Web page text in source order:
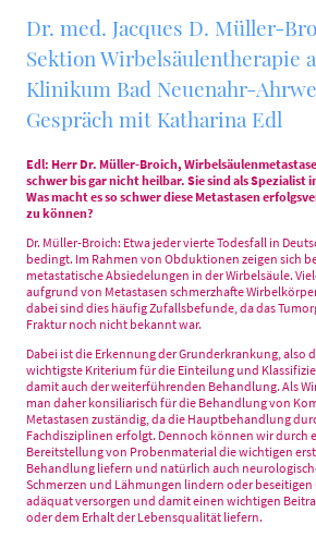
Dr. med. Jacques D. Müller-
Sektion Wirbelsäulentherapie
Klinikum Bad Neuenahr-
Gespräch mit Katharina Edl
Edl: Herr Dr. Müller-Broich,
schwer bis gar nicht heilbar. Sie sind als Spezialist
Was macht es so schwer diese Metastasen
zu können?
Dr. Müller-Broich: Etwa jeder vierte Todesfall in
bedingt. Im Rahmen von Obduktionen zeigen sich
metastatische Absiedelungen in der Wirbelsäule.
aufgrund von Metastasen schmerzhafte
dabei sind dies häufig Zufallsbefunde, da das
Fraktur noch nicht bekannt war.
Dabei ist die Erkennung der Grunderkrankung, also
wichtigste Kriterium für die Einteilung und
damit auch der weiterführenden Behandlung. Als
man daher konsiliarisch für die Behandlung von
Metastasen zuständig, da die Hauptbehandlung
Fachdisziplinen erfolgt. Dennoch können wir durch
Bereitstellung von Probenmaterial die wichtigen
Behandlung liefern und natürlich auch
Schmerzen und Lähmungen lindern oder
adäquat versorgen und damit einen wichtigen
oder dem Erhalt der Lebensqualität liefern.